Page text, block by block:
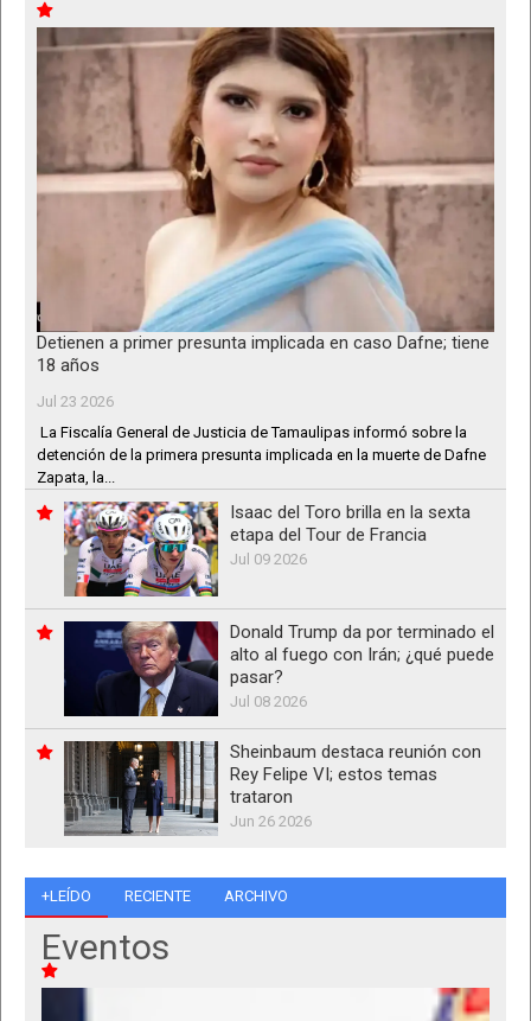
Detienen a primer presunta implicada en caso Dafne; tiene
18 años
Jul 23 2026
La Fiscalía General de Justicia de Tamaulipas informó sobre la
detención de la primera presunta implicada en la muerte de Dafne
Zapata, la...
Isaac del Toro brilla en la sexta
etapa del Tour de Francia
Jul 09 2026
Donald Trump da por terminado el
alto al fuego con Irán; ¿qué puede
pasar?
Jul 08 2026
Sheinbaum destaca reunión con
Rey Felipe VI; estos temas
trataron
Jun 26 2026
+LEÍDO RECIENTE ARCHIVO
Eventos